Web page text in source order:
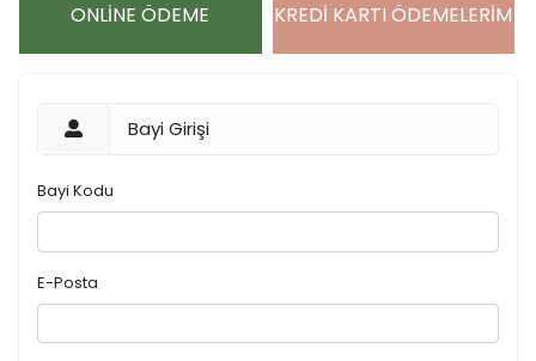
ONLİNE ÖDEME KREDİ KARTI ÖDEMELERİM
Bayi Girişi
Bayi Kodu
E-Posta